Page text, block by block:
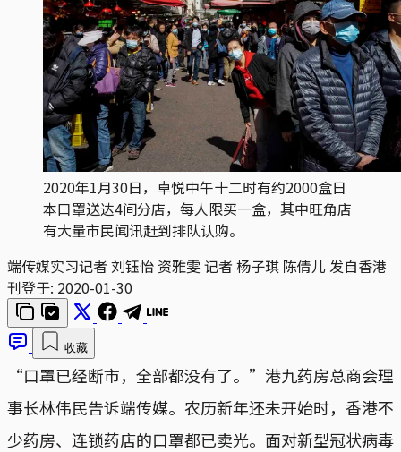
2020年1月30日，卓悦中午十二时有约2000盒日
本口罩送达4间分店，每人限买一盒，其中旺角店
有大量市民闻讯赶到排队认购。
端传媒实习记者 刘钰怡 资雅雯 记者 杨子琪 陈倩儿 发自香港
刊登于: 2020-01-30
收藏
“口罩已经断市，全部都没有了。”港九药房总商会理
事长林伟民告诉端传媒。农历新年还未开始时，香港不
少药房、连锁药店的口罩都已卖光。面对新型冠状病毒